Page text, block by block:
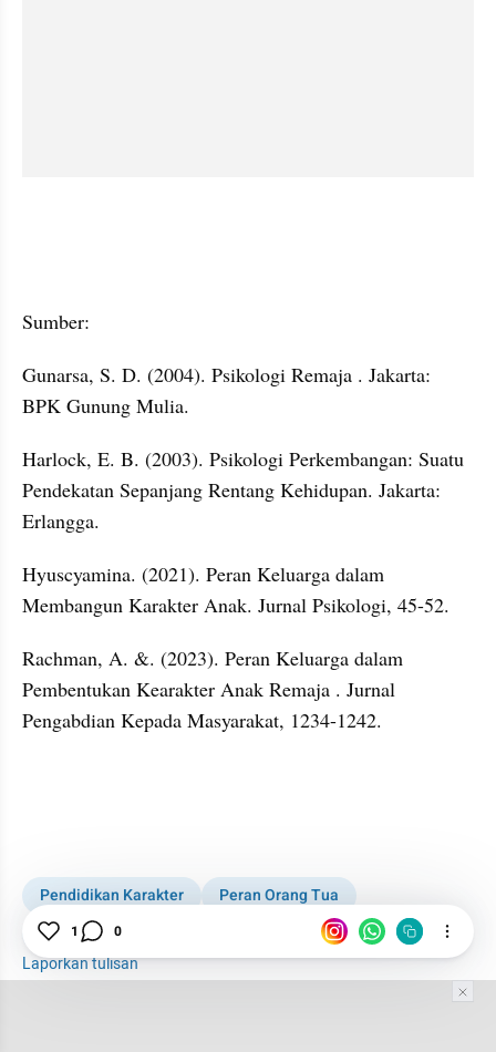
Sumber:
Gunarsa, S. D. (2004). Psikologi Remaja . Jakarta:
BPK Gunung Mulia.
Harlock, E. B. (2003). Psikologi Perkembangan: Suatu
Pendekatan Sepanjang Rentang Kehidupan. Jakarta:
Erlangga.
Hyuscyamina. (2021). Peran Keluarga dalam
Membangun Karakter Anak. Jurnal Psikologi, 45-52.
Rachman, A. &. (2023). Peran Keluarga dalam
Pembentukan Kearakter Anak Remaja . Jurnal
Pengabdian Kepada Masyarakat, 1234-1242.
Pendidikan Karakter
Peran Orang Tua
Psikologi Anak
Laporkan tulisan
1 0